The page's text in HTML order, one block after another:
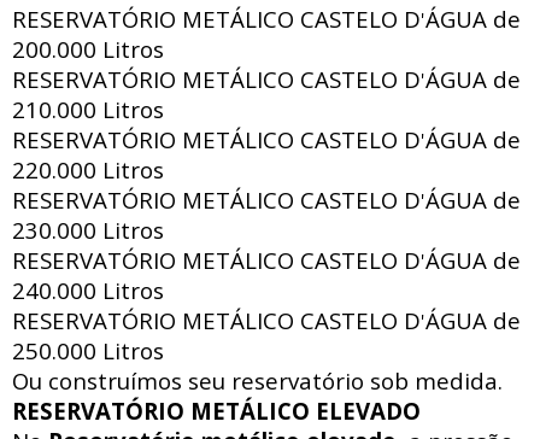
RESERVATÓRIO METÁLICO CASTELO D'ÁGUA de
200.000 Litros
RESERVATÓRIO METÁLICO CASTELO D'ÁGUA de
210.000 Litros
RESERVATÓRIO METÁLICO CASTELO D'ÁGUA de
220.000 Litros
RESERVATÓRIO METÁLICO CASTELO D'ÁGUA de
230.000 Litros
RESERVATÓRIO METÁLICO CASTELO D'ÁGUA de
240.000 Litros
RESERVATÓRIO METÁLICO CASTELO D'ÁGUA de
250.000 Litros
Ou construímos seu reservatório sob medida.
RESERVATÓRIO METÁLICO ELEVADO